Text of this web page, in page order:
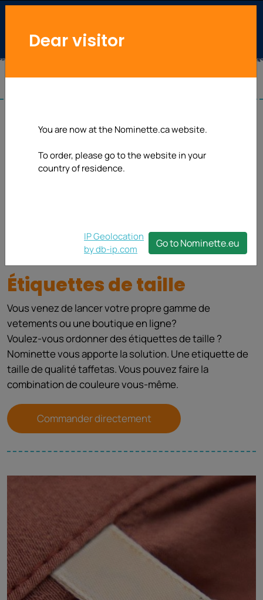
Étiquettes de taille
Vous venez de lancer votre propre gamme de
vetements ou une boutique en ligne?
Voulez-vous ordonner des étiquettes de taille ?
Nominette vous apporte la solution. Une etiquette de
taille de qualité taffetas. Vous pouvez faire la
combination de couleure vous-même.
Commander directement
Dear visitor
You are now at the Nominette.ca website.
To order, please go to the website in your
country of residence.
IP Geolocation
by db-ip.com
Go to Nominette.eu